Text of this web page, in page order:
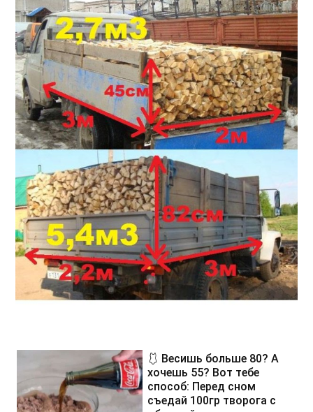
🩱 Весишь больше 80? А
хочешь 55? Вот тебе
способ: Перед сном
съедай 100гр творога с